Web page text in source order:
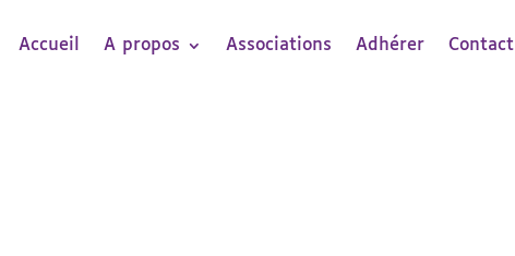
Accueil A propos Associations Adhérer Contact